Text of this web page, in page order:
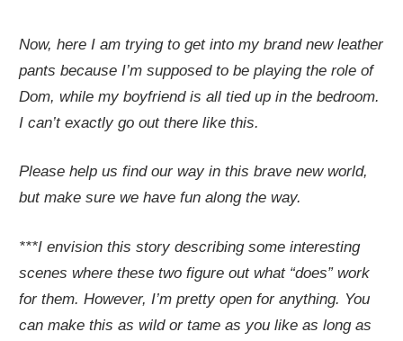
Now, here I am trying to get into my brand new leather
pants because I’m supposed to be playing the role of
Dom, while my boyfriend is all tied up in the bedroom.
I can’t exactly go out there like this.
Please help us find our way in this brave new world,
but make sure we have fun along the way.
***I envision this story describing some interesting
scenes where these two figure out what “does” work
for them. However, I’m pretty open for anything. You
can make this as wild or tame as you like as long as